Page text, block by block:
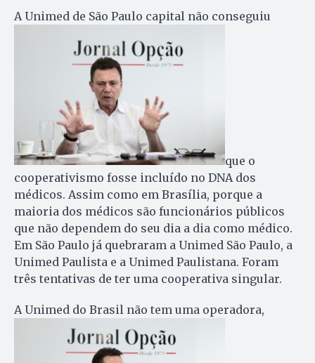
A Unimed de São Paulo capital não conseguiu
que o
cooperativismo fosse incluído no DNA dos
médicos. Assim como em Brasília, porque a
maioria dos médicos são funcionários públicos
que não dependem do seu dia a dia como médico.
Em São Paulo já quebraram a Unimed São Paulo, a
Unimed Paulista e a Unimed Paulistana. Foram
três tentativas de ter uma cooperativa singular.
A Unimed do Brasil não tem uma operadora,